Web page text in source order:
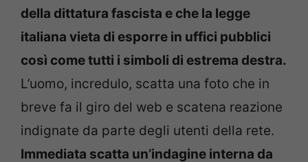
della dittatura fascista e che la legge
italiana vieta di esporre in uffici pubblici
così come tutti i simboli di estrema destra.
L’uomo, incredulo, scatta una foto che in
breve fa il giro del web e scatena reazione
indignate da parte degli utenti della rete.
Immediata scatta un’indagine interna da